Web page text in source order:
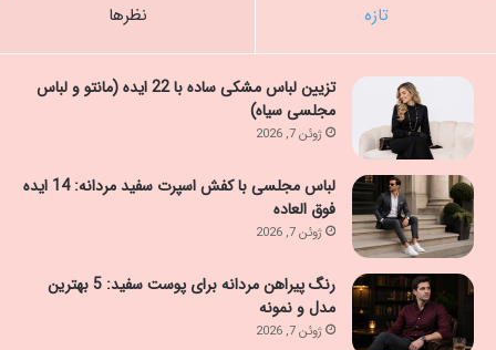
تازه نظرها
تزیین لباس مشکی ساده با 22 ایده (مانتو و لباس
مجلسی سیاه)
ژوئن 7, 2026
لباس مجلسی با کفش اسپرت سفید مردانه: 14 ایده
فوق العاده
ژوئن 7, 2026
رنگ پیراهن مردانه برای پوست سفید: 5 بهترین
مدل و نمونه
ژوئن 7, 2026